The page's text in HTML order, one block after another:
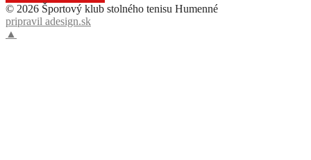
© 2026 Športový klub stolného tenisu Humenné
pripravil adesign.sk
▲